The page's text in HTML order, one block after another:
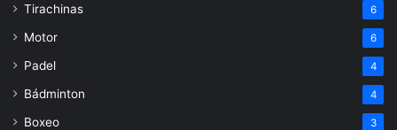
Tirachinas 6
Motor 6
Padel 4
Bádminton 4
Boxeo 3